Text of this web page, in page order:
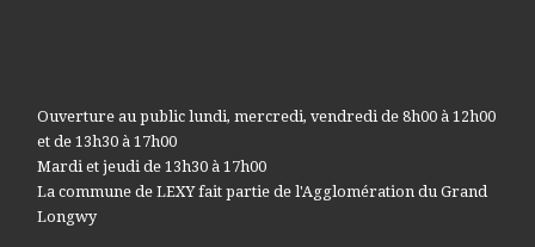
Ouverture au public lundi, mercredi, vendredi de 8h00 à 12h00
et de 13h30 à 17h00
Mardi et jeudi de 13h30 à 17h00
La commune de LEXY fait partie de l'Agglomération du Grand
Longwy